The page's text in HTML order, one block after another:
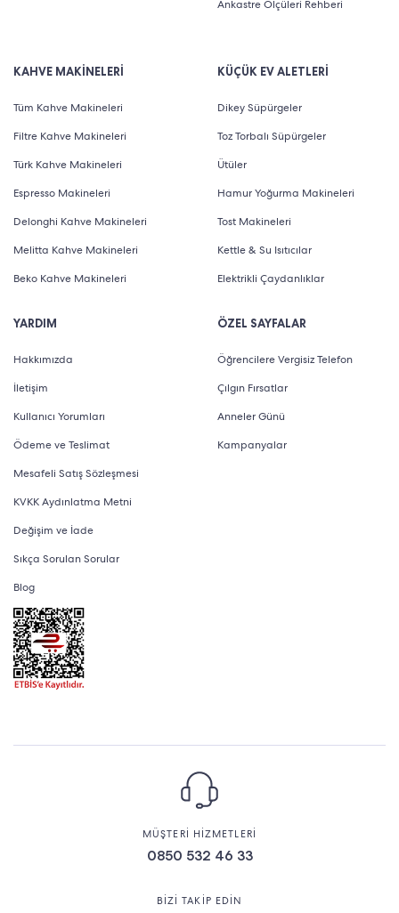
Ankastre Ölçüleri Rehberi
KAHVE MAKİNELERİ
Tüm Kahve Makineleri
Filtre Kahve Makineleri
Türk Kahve Makineleri
Espresso Makineleri
Delonghi Kahve Makineleri
Melitta Kahve Makineleri
Beko Kahve Makineleri
YARDIM
Hakkımızda
İletişim
Kullanıcı Yorumları
Ödeme ve Teslimat
Mesafeli Satış Sözleşmesi
KVKK Aydınlatma Metni
Değişim ve İade
Sıkça Sorulan Sorular
Blog
KÜÇÜK EV ALETLERİ
Dikey Süpürgeler
Toz Torbalı Süpürgeler
Ütüler
Hamur Yoğurma Makineleri
Tost Makineleri
Kettle & Su Isıtıcılar
Elektrikli Çaydanlıklar
ÖZEL SAYFALAR
Öğrencilere Vergisiz Telefon
Çılgın Fırsatlar
Anneler Günü
Kampanyalar
MÜŞTERİ HİZMETLERİ
0850 532 46 33
BİZİ TAKİP EDİN